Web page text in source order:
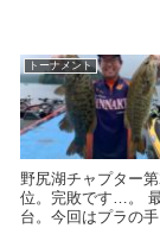
トーナメント
野尻湖チャプター
位。完敗です…。
台。今回はプラの